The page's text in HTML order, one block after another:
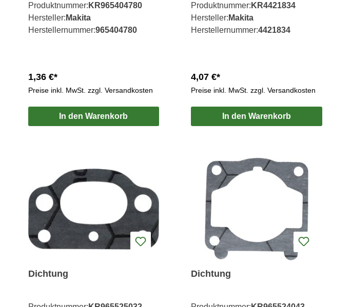
Produktnummer: KR965404780
Hersteller: Makita
Herstellernummer:965404780
1,36 €*
Preise inkl. MwSt. zzgl. Versandkosten
In den Warenkorb
Produktnummer: KR4421834
Hersteller: Makita
Herstellernummer:4421834
4,07 €*
Preise inkl. MwSt. zzgl. Versandkosten
In den Warenkorb
Dichtung Dichtung